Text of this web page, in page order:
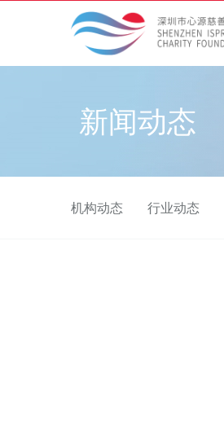
新闻动态
机构动态 行业动态